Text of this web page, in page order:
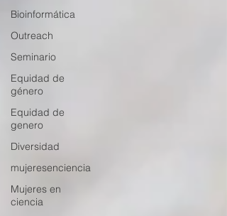
Bioinformática
Outreach
Seminario
Equidad de
género
Equidad de
genero
Diversidad
mujeresenciencia
Mujeres en
ciencia